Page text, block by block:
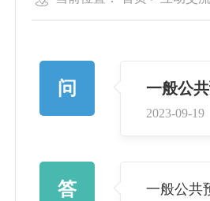
问 一般公
2023-09-19
答 一般公共